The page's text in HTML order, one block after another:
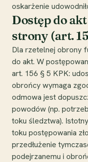
oskarżenie
Dostęp do
strony (art.
Dla rzetelnej obrony
do akt. W
art. 156 § 5 KPK:
obrońcy wymaga
odmowa jest
powodów (np.
toku śledztwa).
toku postępowania
przedłużenie
podejrzanemu i